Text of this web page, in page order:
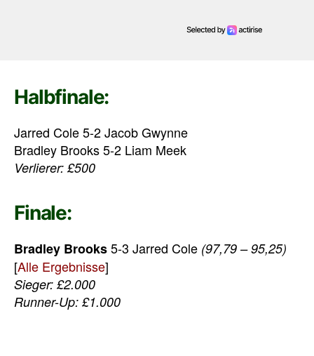
Halbfinale:
Jarred Cole 5-2 Jacob Gwynne
Bradley Brooks 5-2 Liam Meek
Verlierer: £500
Finale:
Bradley Brooks5-3 Jarred Cole (97,79 – 95,25)
[Alle Ergebnisse]
Sieger: £2.000
Runner-Up: £1.000